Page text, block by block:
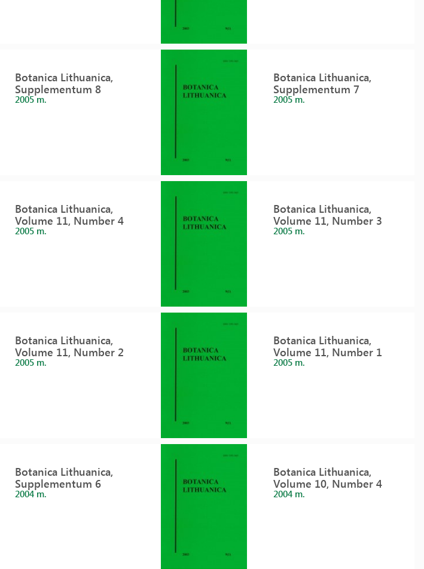
Botanica Lithuanica,
Supplementum 8
2005 m.
Botanica Lithuanica,
Supplementum 7
2005 m.
Botanica Lithuanica,
Volume 11, Number 4
2005 m.
Botanica Lithuanica,
Volume 11, Number 3
2005 m.
Botanica Lithuanica,
Volume 11, Number 2
2005 m.
Botanica Lithuanica,
Volume 11, Number 1
2005 m.
Botanica Lithuanica,
Supplementum 6
2004 m.
Botanica Lithuanica,
Volume 10, Number 4
2004 m.